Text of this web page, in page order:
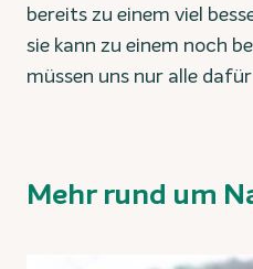
bereits zu einem viel
sie kann zu einem noch
müssen uns nur alle
Mehr rund um